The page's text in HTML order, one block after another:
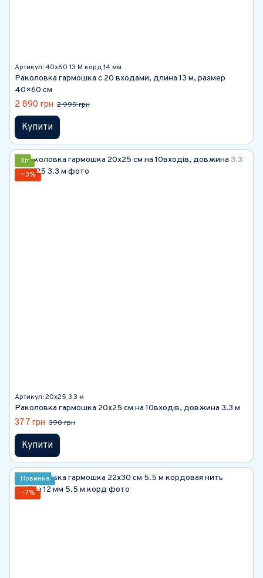
Артикул: 40х60 13 М корд 14 мм
Раколовка гармошка с 20 входами, длина 13 м, размер
40×60 см
2 890 грн 2 999 грн
Купити
Хіт
−3%
Артикул: 20х25 3.3 м
Раколовка гармошка 20х25 см на 10входів, довжина 3.3 м
377 грн 390 грн
Купити
Новинка
−7%